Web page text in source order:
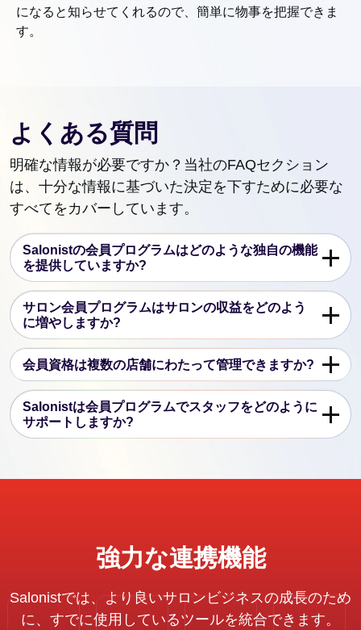
になると知らせてくれるので、簡単に物事を把握できま
す。
よくある質問
明確な情報が必要ですか？当社のFAQセクション
は、十分な情報に基づいた決定を下すために必要な
すべてをカバーしています。
Salonistの会員プログラムはどのような独自の機能
を提供していますか?
サロン会員プログラムはサロンの収益をどのよう
に増やしますか?
会員資格は複数の店舗にわたって管理できますか?
Salonistは会員プログラムでスタッフをどのように
サポートしますか?
強力な連携機能
Salonistでは、より良いサロンビジネスの成長のため
に、すでに使用しているツールを統合できます。